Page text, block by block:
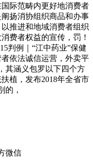
际范畴内更好地消费者
扬消协组织商品和办事
推进和地域消费者组织
费者权益的宣传，罚！
判例｜“江中药业”保健
依法诚信运营，外卖平
其涵义包罗以下四个方
植，发布2018年全省市
的，
微信